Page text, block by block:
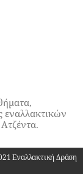
εναλλακτικών
Εναλλακτική Δράση